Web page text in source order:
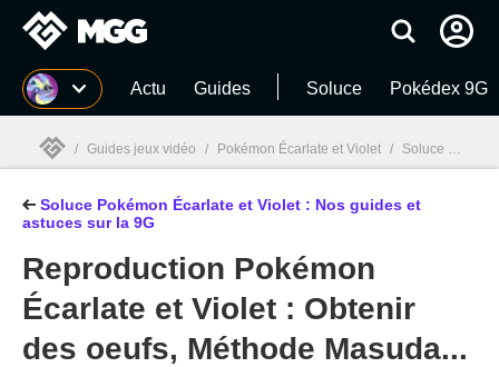
MGG Actu Guides Soluce Pokédex 9G
MGG
/ Guides jeux vidéo / Pokémon Écarlate et Violet / Soluce Pokémon Écarlate et Violet : Nos guides et astuces sur la 9G
Soluce Pokémon Écarlate et Violet : Nos guides et
astuces sur la 9G
Reproduction Pokémon
Écarlate et Violet : Obtenir
des oeufs, Méthode Masuda...